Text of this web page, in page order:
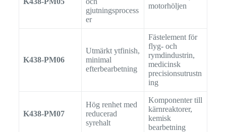
gjutningsprocess
er
motorhöljen
K438-PM06
Utmärkt ytfinish,
minimal
efterbearbetning
Fästelement för
flyg- och
rymdindustrin,
medicinsk
precisionsutrustn
ing
K438-PM07
Hög renhet med
reducerad
syrehalt
Komponenter till
kärnreaktorer,
kemisk
bearbetning